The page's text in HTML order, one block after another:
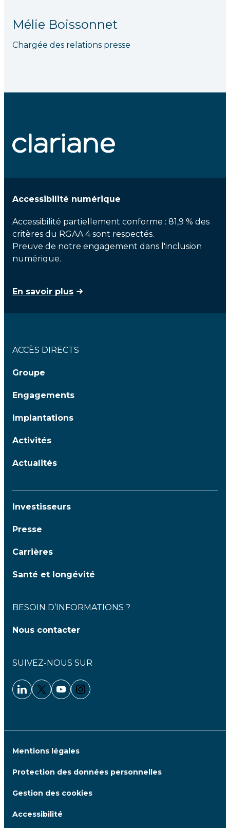
Mélie Boissonnet
Chargée des relations presse
Accessibilité numérique
Accessibilité partiellement conforme : 81,9 % des
critères du RGAA 4 sont respectés.
Preuve de notre engagement dans l'inclusion
numérique.
En savoir plus
ACCÈS DIRECTS
Groupe
Engagements
Implantations
Activités
Actualités
Investisseurs
Presse
Carrières
Santé et longévité
BESOIN D’INFORMATIONS ?
Nous contacter
SUIVEZ-NOUS SUR
Linkedin - Clariane
Twitter - Clariane
Youtube - Clariane
Instagram - Clariane
Mentions légales
Protection des données personnelles
Gestion des cookies
Accessibilité